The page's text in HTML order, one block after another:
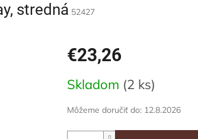
stredná 52427
€23,26
cena:
Skladom (2 ks)
Môžeme doručiť do: 12.8.2026